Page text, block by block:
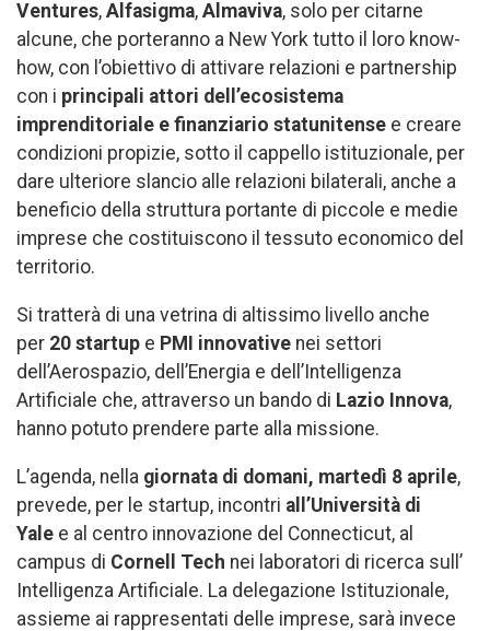
Ventures, Alfasigma, Almaviva, solo per citarne
alcune, che porteranno a New York tutto il loro know-
how, con l’obiettivo di attivare relazioni e partnership
con i principali attori dell’ecosistema
imprenditoriale e finanziario statunitense e creare
condizioni propizie, sotto il cappello istituzionale, per
dare ulteriore slancio alle relazioni bilaterali, anche a
beneficio della struttura portante di piccole e medie
imprese che costituiscono il tessuto economico del
territorio.
Si tratterà di una vetrina di altissimo livello anche
per 20 startup e PMI innovative nei settori
dell’Aerospazio, dell’Energia e dell’Intelligenza
Artificiale che, attraverso un bando di Lazio Innova,
hanno potuto prendere parte alla missione.
L’agenda, nella giornata di domani, martedì 8 aprile,
prevede, per le startup, incontri all’Università di
Yale e al centro innovazione del Connecticut, al
campus di Cornell Tech nei laboratori di ricerca sull’
Intelligenza Artificiale. La delegazione Istituzionale,
assieme ai rappresentati delle imprese, sarà invece